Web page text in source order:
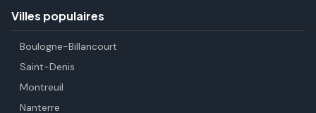
Villes populaires
Boulogne-Billancourt
Saint-Denis
Montreuil
Nanterre